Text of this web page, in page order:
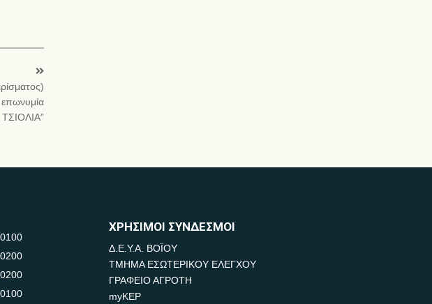
επωνυμία
ΧΡΗΣΙΜΟΙ ΣΥΝΔΕΣΜΟΙ
Δ.Ε.Υ.Α. ΒΟΪΟΥ
ΤΜΗΜΑ ΕΣΩΤΕΡΙΚΟΥ ΕΛΕΓΧΟΥ
ΓΡΑΦΕΙΟ ΑΓΡΟΤΗ
myKEP